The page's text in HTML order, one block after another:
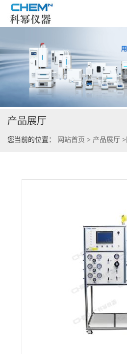
公司首页
公司介绍
公司动态
产品展厅
您当前的位置： 网站首页 > 产品展厅 >